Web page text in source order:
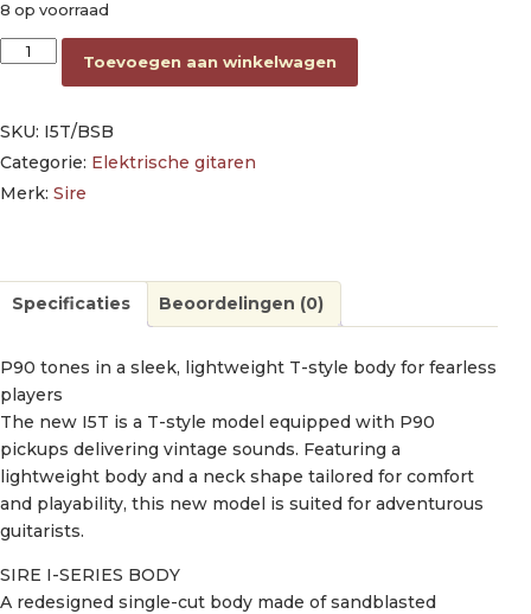
8 op voorraad
swamp ash electric guitar butterscotch blonde aantal
Toevoegen aan winkelwagen
SKU: I5T/BSB
Categorie: Elektrische gitaren
Merk: Sire
Specificaties Beoordelingen (0)
P90 tones in a sleek, lightweight T-style body for fearless
players
The new I5T is a T-style model equipped with P90
pickups delivering vintage sounds. Featuring a
lightweight body and a neck shape tailored for comfort
and playability, this new model is suited for adventurous
guitarists.
SIRE I-SERIES BODY
A redesigned single-cut body made of sandblasted